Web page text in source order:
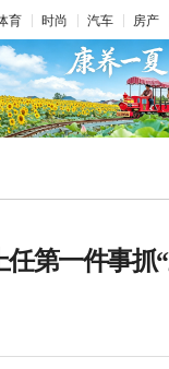
育 时尚 汽车 房产
第一件事抓